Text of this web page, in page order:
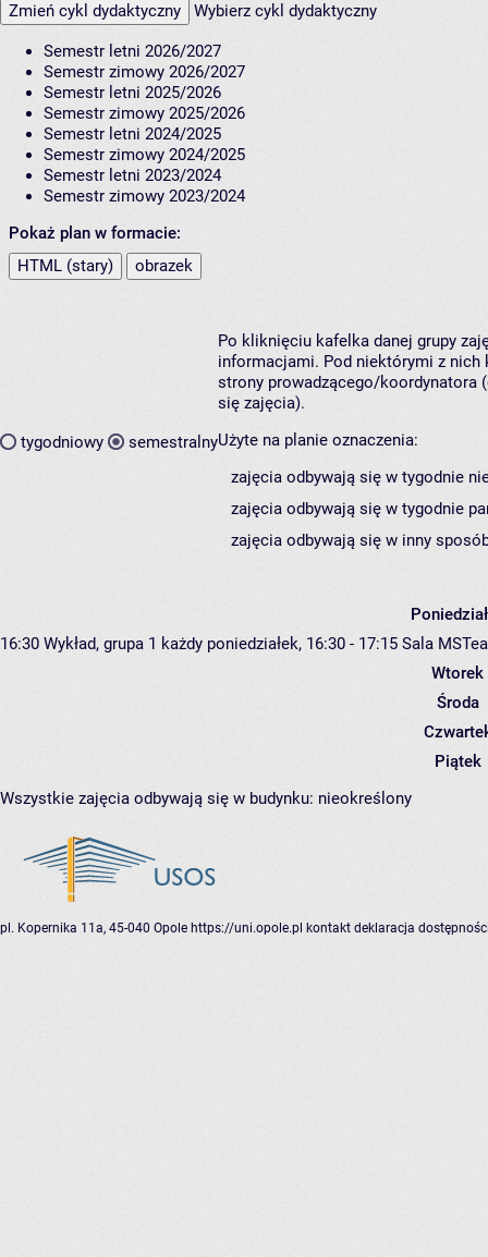
Zmień cykl dydaktyczny Wybierz cykl dydaktyczny
Semestr letni 2026/2027
Semestr zimowy 2026/2027
Semestr letni 2025/2026
Semestr zimowy 2025/2026
Semestr letni 2024/2025
Semestr zimowy 2024/2025
Semestr letni 2023/2024
Semestr zimowy 2023/2024
Pokaż plan w formacie:
HTML (stary)
obrazek
tygodniowy semestralny
Po kliknięciu kafelka danej grupy
informacjami. Pod niektórymi z nich
strony prowadzącego/koordynatora
się zajęcia).
Użyte na planie oznaczenia:
zajęcia odbywają się w tygodnie
zajęcia odbywają się w tygodnie
zajęcia odbywają się w inny
16:30 Wykład, grupa 1 każdy poniedziałek, 16:30 - 17:15 Sala
Wtorek
Środa
Piątek
Wszystkie zajęcia odbywają się w budynku: nieokreślony
pl. Kopernika 11a, 45-040 Opole https://uni.opole.pl kontakt deklaracja